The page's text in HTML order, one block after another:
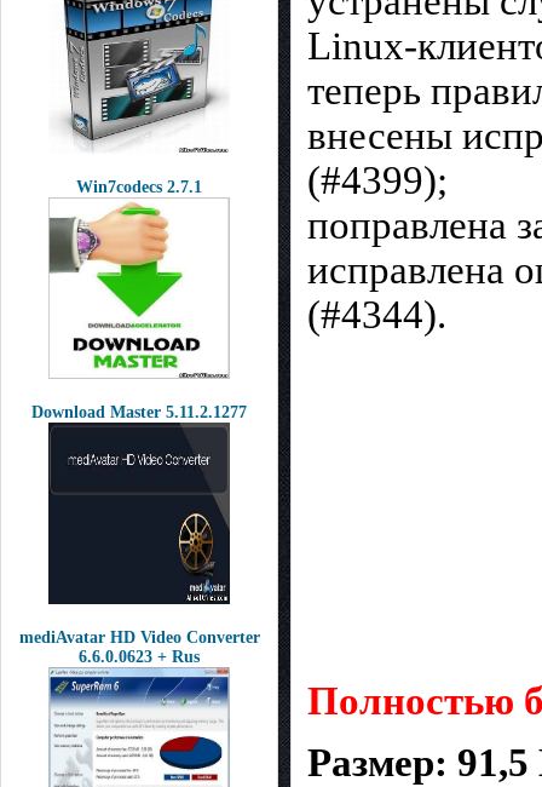
Win7codecs 2.7.1
Download Master 5.11.2.1277
mediAvatar HD Video Converter
6.6.0.0623 + Rus
Linux-
теперь
внесены
(#4399);
поправлена
исправлена
(#4344).
Полностью
Размер: